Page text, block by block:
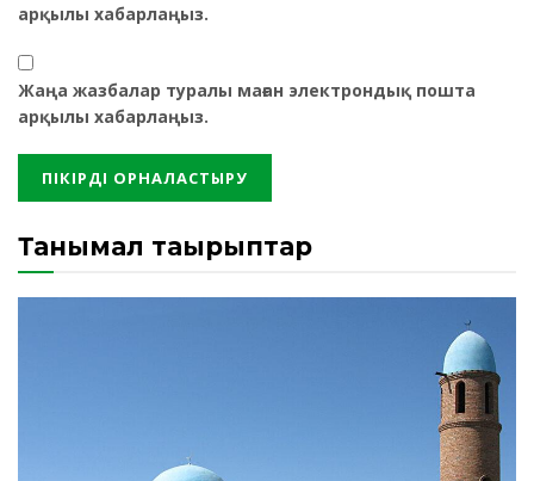
арқылы хабарлаңыз.
Жаңа жазбалар туралы маған электрондық пошта
арқылы хабарлаңыз.
Танымал тақырыптар